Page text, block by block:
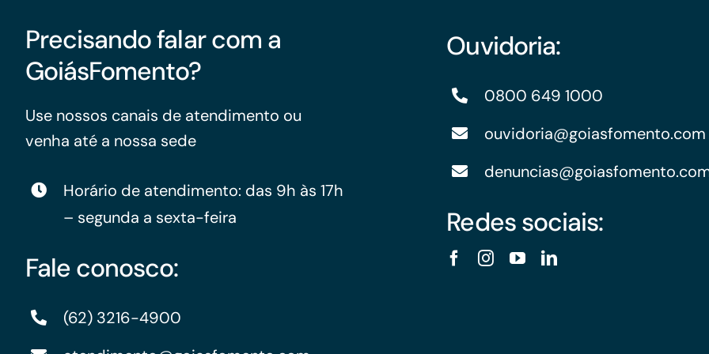
Precisando falar com a
GoiásFomento?
Use nossos canais de atendimento ou
venha até a nossa sede
Horário de atendimento: das 9h às 17h
– segunda a sexta-feira
Fale conosco:
(62) 3216-4900
Ouvidoria:
0800 649 1000
ouvidoria@goiasfomento.com
Redes sociais: